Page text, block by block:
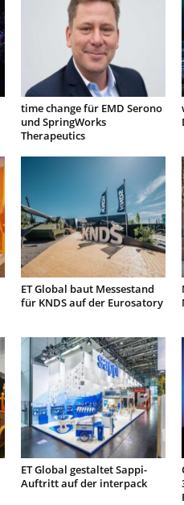
time change für EMD Serono
und SpringWorks
Therapeutics
ET Global baut Messestand
für KNDS auf der Eurosatory
ET Global gestaltet Sappi-
Auftritt auf der interpack